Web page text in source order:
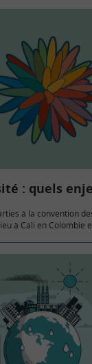
: quels
à la convention
à Cali en Colombie